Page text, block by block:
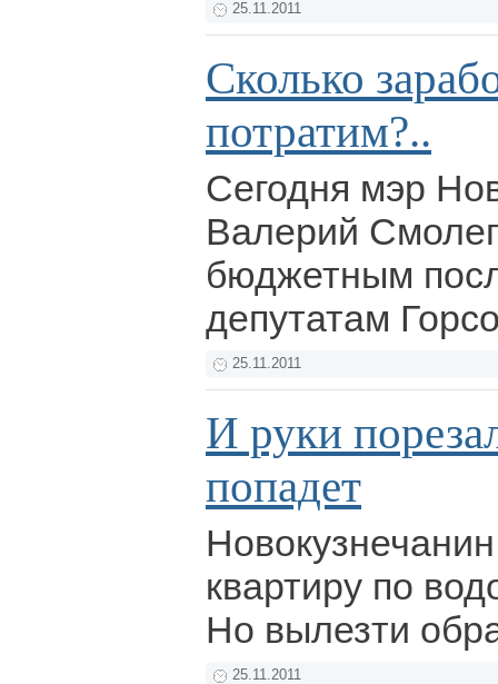
25.11.2011
Сколько
потратим?..
Сегодня мэр
Валерий
бюджетным
депутатам
25.11.2011
И руки
попадет
квартиру по
Но вылезти
25.11.2011